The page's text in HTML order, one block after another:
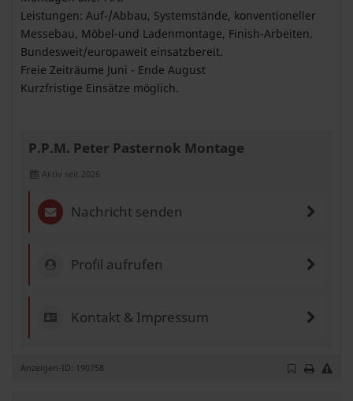
Leistungen: Auf-/Abbau, Systemstände, konventioneller
Messebau, Möbel-und Ladenmontage, Finish-Arbeiten.
Bundesweit/europaweit einsatzbereit.
Freie Zeiträume Juni - Ende August
Kurzfristige Einsätze möglich.
P.P.M. Peter Pasternok Montage
Aktiv seit 2026
Nachricht senden
Profil aufrufen
Kontakt & Impressum
Anzeigen-ID: 190758